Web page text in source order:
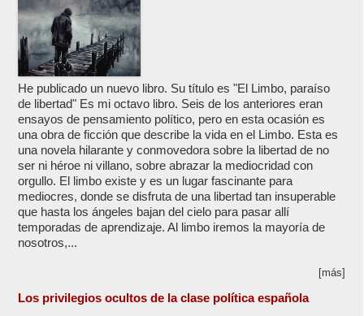
He publicado un nuevo libro. Su título es "El Limbo, paraíso
de libertad" Es mi octavo libro. Seis de los anteriores eran
ensayos de pensamiento político, pero en esta ocasión es
una obra de ficción que describe la vida en el Limbo. Esta es
una novela hilarante y conmovedora sobre la libertad de no
ser ni héroe ni villano, sobre abrazar la mediocridad con
orgullo. El limbo existe y es un lugar fascinante para
mediocres, donde se disfruta de una libertad tan insuperable
que hasta los ángeles bajan del cielo para pasar allí
temporadas de aprendizaje. Al limbo iremos la mayoría de
nosotros,...
[más]
Los privilegios ocultos de la clase política española